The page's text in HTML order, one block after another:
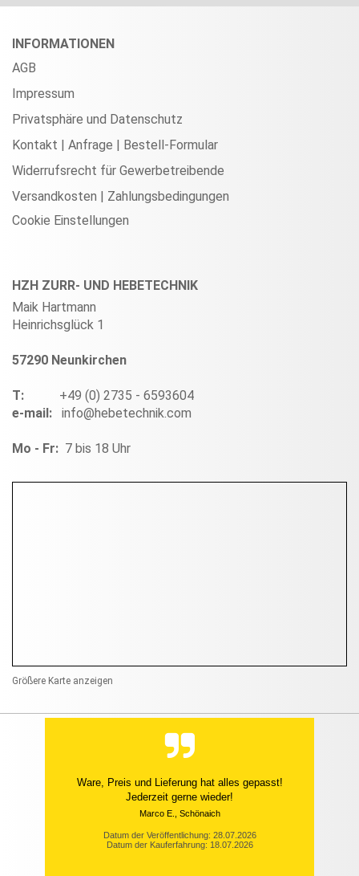
INFORMATIONEN
AGB
Impressum
Privatsphäre und Datenschutz
Kontakt | Anfrage | Bestell-Formular
Widerrufsrecht für Gewerbetreibende
Versandkosten | Zahlungsbedingungen
Cookie Einstellungen
HZH ZURR- UND HEBETECHNIK
Maik Hartmann
Heinrichsglück 1
57290 Neunkirchen
T: +49 (0) 2735 - 6593604
e-mail: info@hebetechnik.com
Mo - Fr: 7 bis 18 Uhr
Größere Karte anzeigen
Ware, Preis und Lieferung hat alles gepasst!
Jederzeit gerne wieder!
Marco E., Schönaich
Datum der Veröffentlichung: 28.07.2026
Datum der Kauferfahrung: 18.07.2026